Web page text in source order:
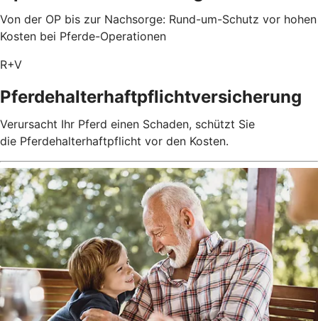
Von der OP bis zur Nachsorge: Rund-um-Schutz vor hohen
Kosten bei Pferde-Operationen
R+V
Pferdehalterhaftpflichtversicherung
Verursacht Ihr Pferd einen Schaden, schützt Sie
die Pferdehalterhaftpflicht vor den Kosten.